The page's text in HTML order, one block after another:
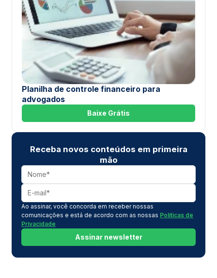
Planilha de controle financeiro para
advogados
Baixe Grátis
Receba novos conteúdos em primeira
mão
Ao assinar, você concorda em receber nossas
comunicações e está de acordo com as nossas Políticas de
Privacidade
Assinar newsletter